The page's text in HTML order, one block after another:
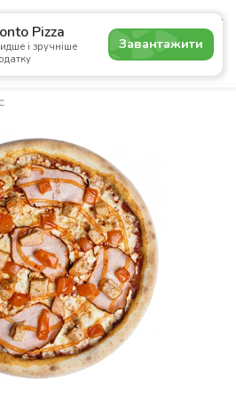
Pizza
і зручніше
Завантажити
4.7
Сети Сніданки Комбо